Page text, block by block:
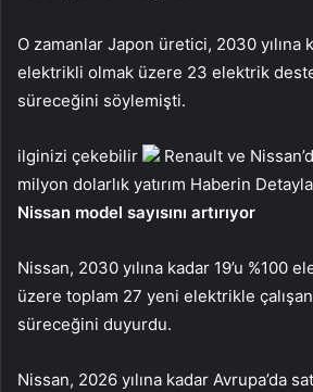
O zamanlar Japon üretici, 2030 yılına
elektrikli olmak üzere 23 elektrik
süreceğini söylemişti.
ilginizi çekebilir
Renault ve
milyon dolarlık yatırım Haberin
Nissan model sayısını artırıyor
Nissan, 2030 yılına kadar 19’u %100
üzere toplam 27 yeni elektrikle
süreceğini duyurdu.
Nissan, 2026 yılına kadar Avrupa’da